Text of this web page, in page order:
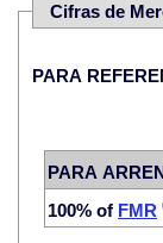
Cifras de
PARA
PARA
100% of FMR